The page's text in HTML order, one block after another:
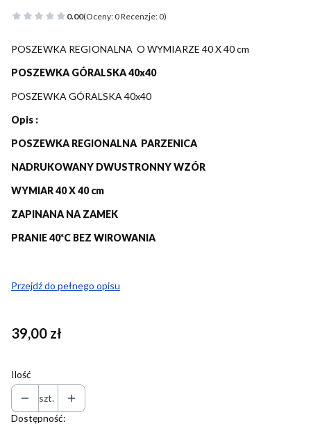
0.00(Oceny: 0 Recenzje: 0)
POSZEWKA REGIONALNA O WYMIARZE 40 X 40 cm
POSZEWKA GÓRALSKA 40x40
POSZEWKA GÓRALSKA 40x40
Opis :
POSZEWKA REGIONALNA PARZENICA
NADRUKOWANY DWUSTRONNY WZÓR
WYMIAR 40 X 40 cm
ZAPINANA NA ZAMEK
PRANIE 40*C BEZ WIROWANIA
Przejdź do pełnego opisu
Cena
39,00 zł
Ilość
szt.
Dostępność: